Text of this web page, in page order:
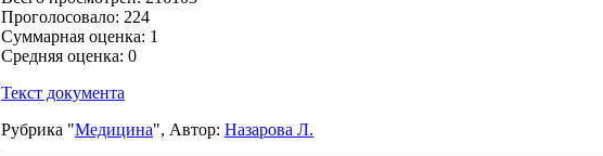
Проголосовало: 224
Суммарная оценка: 1
Средняя оценка: 0
Текст документа
Рубрика "Медицина", Автор: Назарова Л.